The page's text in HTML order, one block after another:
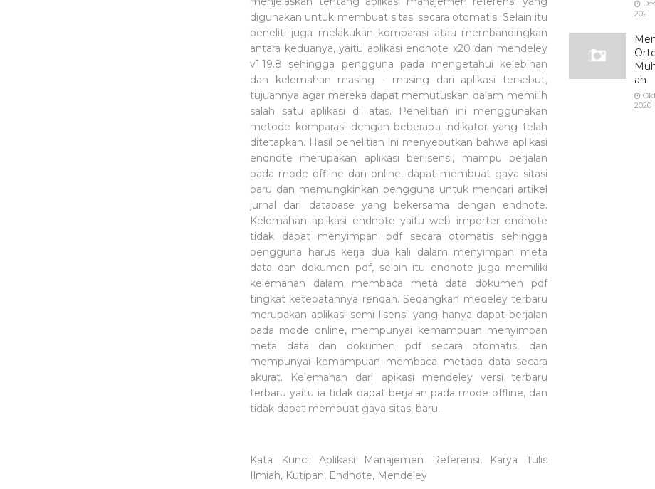
digunakan untuk membuat sitasi secara otomatis. Selain itu
peneliti juga melakukan komparasi atau membandingkan
antara keduanya, yaitu aplikasi endnote x20 dan mendeley
v1.19.8 sehingga pengguna pada mengetahui kelebihan
dan kelemahan masing - masing dari aplikasi tersebut,
tujuannya agar mereka dapat memutuskan dalam memilih
salah satu aplikasi di atas. Penelitian ini menggunakan
metode komparasi dengan beberapa indikator yang telah
ditetapkan. Hasil penelitian ini menyebutkan bahwa aplikasi
endnote merupakan aplikasi berlisensi, mampu berjalan
pada mode offline dan online, dapat membuat gaya sitasi
baru dan memungkinkan pengguna untuk mencari artikel
jurnal dari database yang bekersama dengan endnote.
Kelemahan aplikasi endnote yaitu web importer endnote
tidak dapat menyimpan pdf secara otomatis sehingga
pengguna harus kerja dua kali dalam menyimpan meta
data dan dokumen pdf, selain itu endnote juga memiliki
kelemahan dalam membaca meta data dokumen pdf
tingkat ketepatannya rendah. Sedangkan medeley terbaru
merupakan aplikasi semi lisensi yang hanya dapat berjalan
pada mode online, mempunyai kemampuan menyimpan
meta data dan dokumen pdf secara otomatis, dan
mempunyai kemampuan membaca metada data secara
akurat. Kelemahan dari apikasi mendeley versi terbaru
terbaru yaitu ia tidak dapat berjalan pada mode offline, dan
tidak dapat membuat gaya sitasi baru.
Kata Kunci: Aplikasi Manajemen Referensi, Karya Tulis
Ilmiah, Kutipan, Endnote, Mendeley
2021
ah
2020